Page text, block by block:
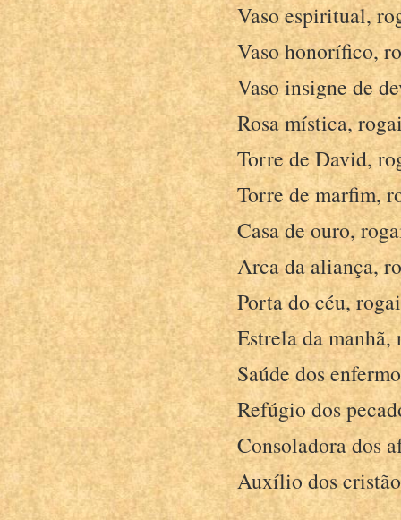
Vaso espiritual,
Vaso honorífico,
Vaso insigne de
Rosa mística,
Torre de David,
Torre de marfim,
Casa de ouro,
Arca da aliança,
Porta do céu,
Estrela da manhã,
Saúde dos
Refúgio dos
Consoladora dos
Auxílio dos